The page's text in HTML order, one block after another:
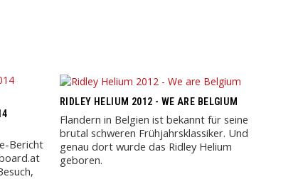
Bericht
RIDLEY HELIUM 2012 - WE ARE BELGIUM
Flandern in Belgien ist bekannt für seine
brutal schweren Frühjahrsklassiker. Und
genau dort wurde das Ridley Helium
geboren.